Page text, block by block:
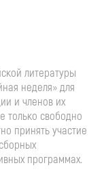
литературы
неделя» для
и членов их
только свободно
принять участие
программах.